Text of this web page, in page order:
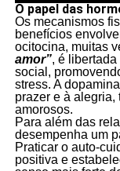
O papel das
Os mecanismos
benefícios
ocitocina, muitas
amor”, é
social,
stress. A
prazer e à alegria,
amorosos.
Para além das
desempenha um
Praticar o auto-
positiva e